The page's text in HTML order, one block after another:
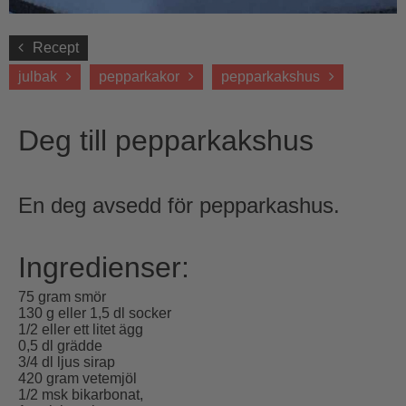
Recept
julbak
pepparkakor pepparkakshus
Deg till pepparkakshus
En deg avsedd för pepparkashus.
Ingredienser:
75 gram smör
130 g eller 1,5 dl socker
1/2 eller ett litet ägg
0,5 dl grädde
3/4 dl ljus sirap
420 gram vetemjöl
1/2 msk bikarbonat,